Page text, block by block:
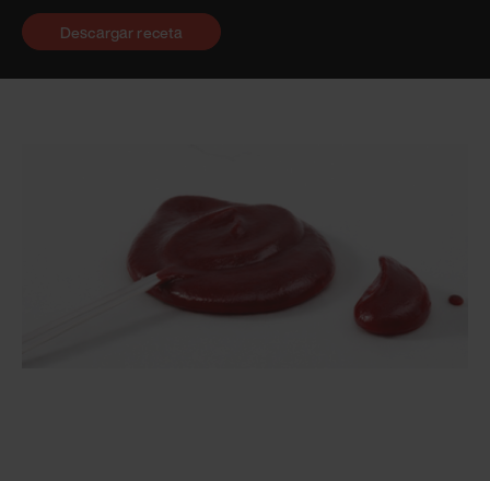
Descargar receta